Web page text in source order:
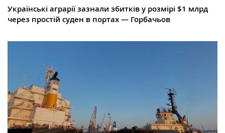
Українські аграрії зазнали збитків у розмірі $1 млрд
через простій суден в портах — Горбачьов